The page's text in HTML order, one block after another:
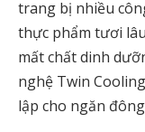
trang bị nhiều
thực phẩm tươi
mất chất dinh
nghệ Twin
lập cho ngăn